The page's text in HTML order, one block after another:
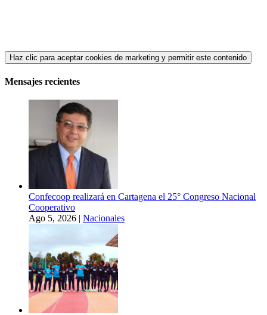
Haz clic para aceptar cookies de marketing y permitir este contenido
Mensajes recientes
Confecoop realizará en Cartagena el 25° Congreso Nacional
Cooperativo
Ago 5, 2026 | Nacionales